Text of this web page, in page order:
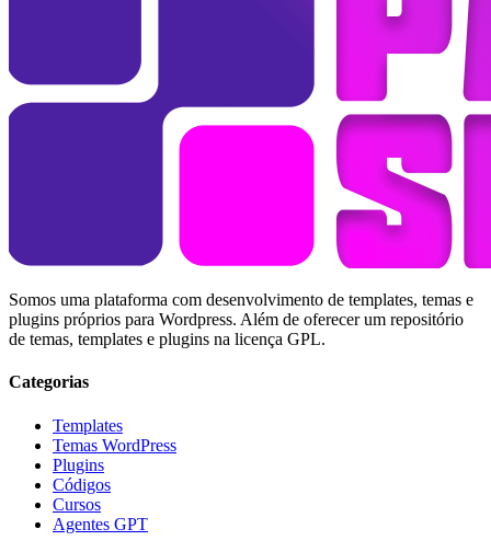
Somos uma plataforma com desenvolvimento de templates, temas e
plugins próprios para Wordpress. Além de oferecer um repositório
de temas, templates e plugins na licença GPL.
Categorias
Templates
Temas WordPress
Plugins
Códigos
Cursos
Agentes GPT